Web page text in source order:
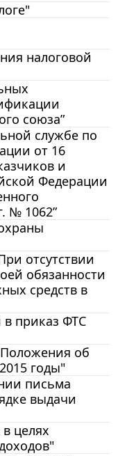
налоговой
союза”
службе по
от 16
и
Федерации
№ 1062”
отсутствии
обязанности
средств в
приказ ФТС
об
годы"
письма
выдачи
целях